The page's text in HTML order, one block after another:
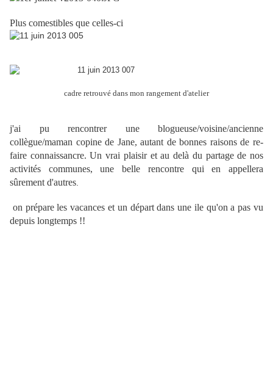
Plus comestibles que celles-ci
cadre retrouvé dans mon rangement d'atelier
j'ai pu rencontrer une blogueuse/voisine/ancienne
collègue/maman copine de Jane, autant de bonnes raisons de re-
faire connaissancre. Un vrai plaisir et au delà du partage de nos
activités communes, une belle rencontre qui en appellera
sûrement d'autres
on prépare les vacances et un départ dans une ile qu'on a pas vu
depuis longtemps !!